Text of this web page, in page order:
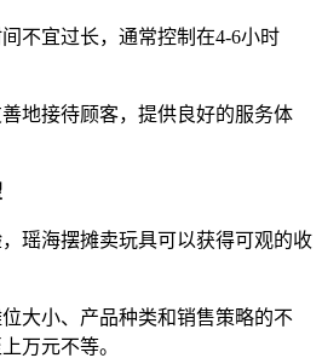
不宜过长，通常控制在4-6小时
地接待顾客，提供良好的服务体
瑶海摆摊卖玩具可以获得可观的收
大小、产品种类和销售策略的不
万元不等。